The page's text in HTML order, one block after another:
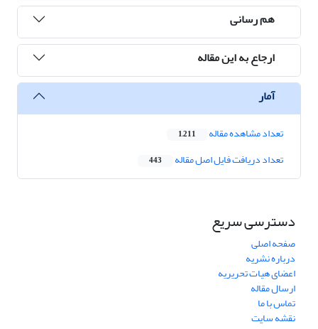
هم رسانی
ارجاع به این مقاله
آمار
تعداد مشاهده مقاله 1,211
تعداد دریافت فایل اصل مقاله 443
دسترسی سریع
صفحه اصلی
درباره نشریه
اعضای هیات تحریریه
ارسال مقاله
تماس با ما
نقشه سایت